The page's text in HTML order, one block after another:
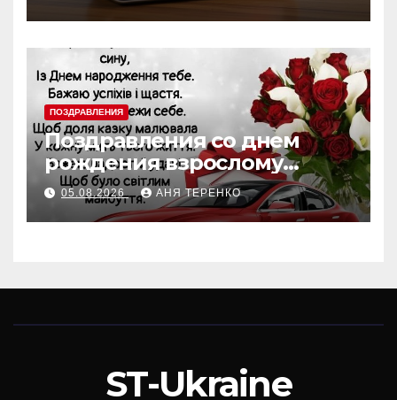
ПОЗДРАВЛЕНИЯ
Поздравления со днем
рождения взрослому
крестнику
05.08.2026 АНЯ ТЕРЕНКО
ST-Ukraine